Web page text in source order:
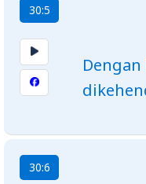
30:5
30:6